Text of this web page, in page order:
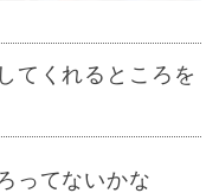
てくれるところを
ってないかな